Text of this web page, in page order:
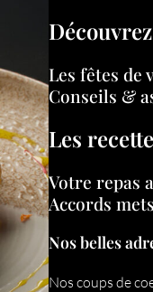
Les fêtes de
Conseils &
Les
Votre repas
Accords
Nos belles
Nos coups de